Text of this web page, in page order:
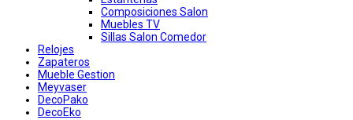
Composiciones Salon
Muebles TV
Sillas Salon Comedor
Relojes
Zapateros
Mueble Gestion
Meyvaser
DecoPako
DecoEko